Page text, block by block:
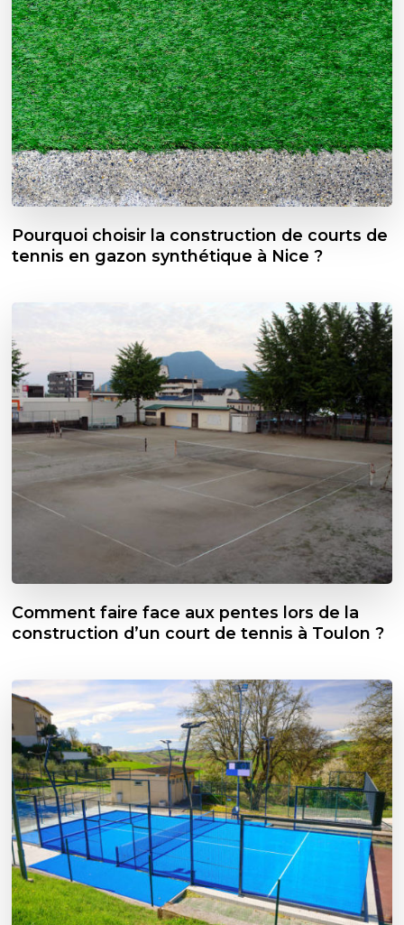
Pourquoi choisir la construction de courts de
tennis en gazon synthétique à Nice ?
Comment faire face aux pentes lors de la
construction d’un court de tennis à Toulon ?